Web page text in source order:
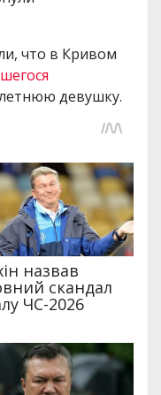
что в Кривом
девушку.